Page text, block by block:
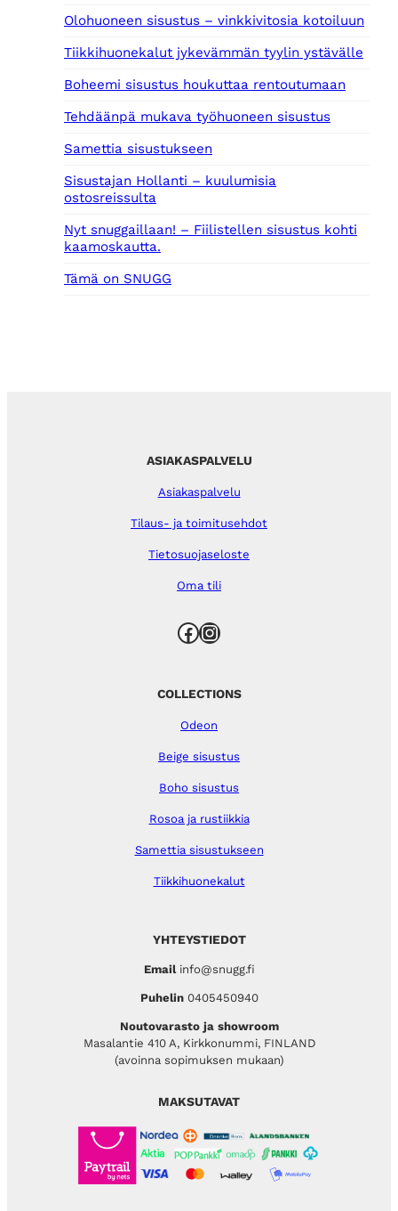
Olohuoneen sisustus – vinkkivitosia kotoiluun
Tiikkihuonekalut jykevämmän tyylin ystävälle
Boheemi sisustus houkuttaa rentoutumaan
Tehdäänpä mukava työhuoneen sisustus
Samettia sisustukseen
Sisustajan Hollanti – kuulumisia
ostosreissulta
Nyt snuggaillaan! – Fiilistellen sisustus kohti
kaamoskautta.
Tämä on SNUGG
ASIAKASPALVELU
Asiakaspalvelu
Tilaus- ja toimitusehdot
Tietosuojaseloste
Oma tili
Facebook Instagram
YHTEYSTIEDOT
Emailinfo@snugg.fi
Puhelin 0405450940
Noutovarasto ja showroom
Masalantie 410 A, Kirkkonummi, FINLAND
(avoinna sopimuksen mukaan)
COLLECTIONS
Odeon
Beige sisustus
Boho sisustus
Rosoa ja rustiikkia
Samettia sisustukseen
Tiikkihuonekalut
MAKSUTAVAT